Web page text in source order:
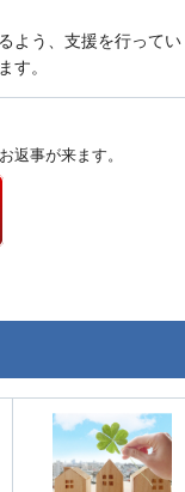
よう、支援を行ってい
す。
返事が来ます。